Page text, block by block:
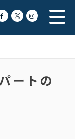
ートの